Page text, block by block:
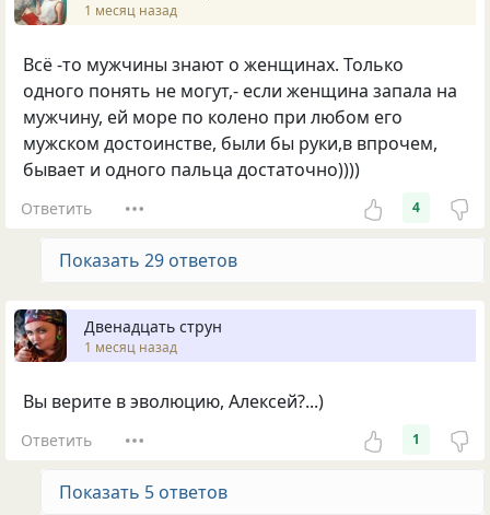
1 месяц назад
Всё -то мужчины знают о женщинах. Только
одного понять не могут,- если женщина запала на
мужчину, ей море по колено при любом его
мужском достоинстве, были бы руки,в впрочем,
бывает и одного пальца достаточно))))
Ответить 4
Показать 29 ответов
Двенадцать струн
1 месяц назад
Вы верите в эволюцию, Алексей?...)
Ответить 1
Показать 5 ответов